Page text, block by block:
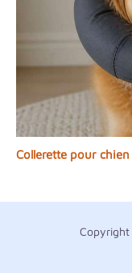
Collerette pour